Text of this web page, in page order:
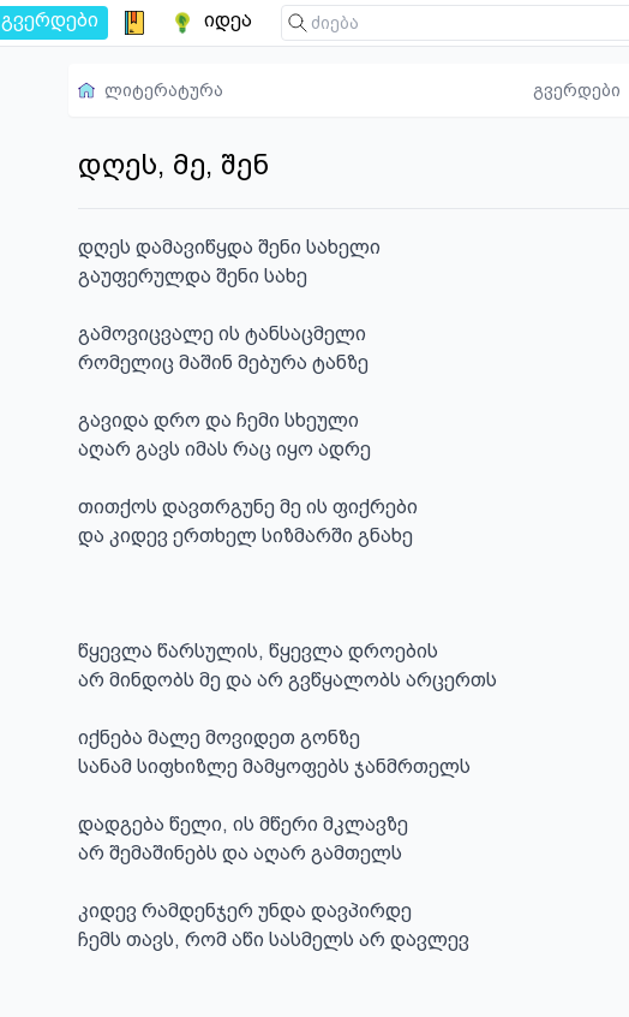
გვერდები იდეა
ლიტერატურა გვერდები
დღეს, მე, შენ
დღეს დამავიწყდა შენი სახელი
გაუფერულდა შენი სახე
გამოვიცვალე ის ტანსაცმელი
რომელიც მაშინ მებურა ტანზე
გავიდა დრო და ჩემი სხეული
აღარ გავს იმას რაც იყო ადრე
თითქოს დავთრგუნე მე ის ფიქრები
და კიდევ ერთხელ სიზმარში გნახე
წყევლა წარსულის, წყევლა დროების
არ მინდობს მე და არ გვწყალობს არცერთს
იქნება მალე მოვიდეთ გონზე
სანამ სიფხიზლე მამყოფებს ჯანმრთელს
დადგება წელი, ის მწერი მკლავზე
არ შემაშინებს და აღარ გამთელს
კიდევ რამდენჯერ უნდა დავპირდე
ჩემს თავს, რომ აწი სასმელს არ დავლევ